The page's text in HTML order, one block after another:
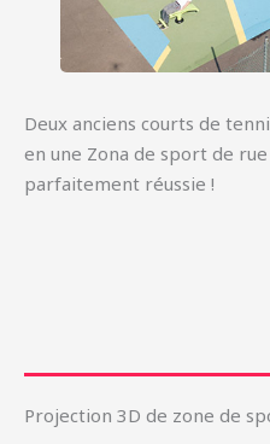
Deux anciens courts de
en une Zona de sport de
parfaitement réussie !
Projection 3D de zone de